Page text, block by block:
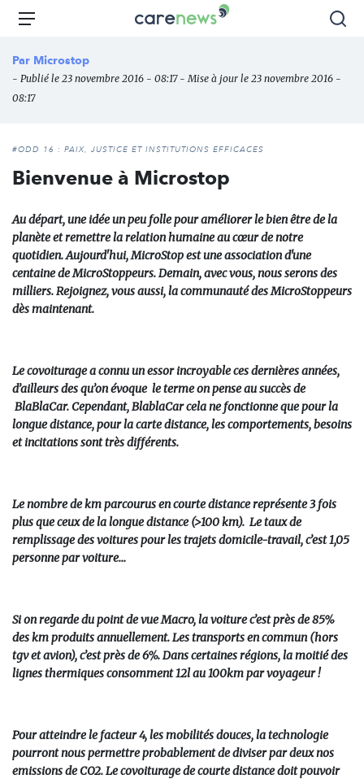
Aller
principal
Carenews,
des
Menu
Par Microstop
- Publié le 23 novembre 2016 - 08:17 - Mise à jour le 23 novembre 2016 -
08:17
#ODD 16 : PAIX, JUSTICE ET INSTITUTIONS EFFICACES
Bienvenue à Microstop
Au départ, une idée un peu folle pour améliorer le bien être de la
planète et remettre la relation humaine au cœur de notre
quotidien. Aujourd'hui, MicroStop est une association d'une
centaine de MicroStoppeurs. Demain, avec vous, nous serons des
milliers. Rejoignez, vous aussi, la communauté des MicroStoppeurs
dès maintenant.
Le covoiturage a connu un essor incroyable ces dernières années,
d’ailleurs des qu’on évoque le terme on pense au succès de
BlaBlaCar. Cependant, BlablaCar cela ne fonctionne que pour la
longue distance, pour la carte distance, les comportements, besoins
et incitations sont très différents.
Le nombre de km parcourus en courte distance représente 3 fois
plus que ceux de la longue distance (>100 km). Le taux de
remplissage des voitures pour les trajets domicile-travail, c’est 1,05
personne par voiture…
Si on regarde du point de vue Macro, la voiture c’est près de 85%
des km produits annuellement. Les transports en commun (hors
tgv et avion), c’est près de 6%. Dans certaines régions, la moitié des
lignes thermiques consomment 12l au 100km par voyageur !
Pour atteindre le facteur 4, les mobilités douces, la technologie
pourront nous permettre probablement de diviser par deux nos
emissions de CO2. Le covoiturage de courte distance doit pouvoir